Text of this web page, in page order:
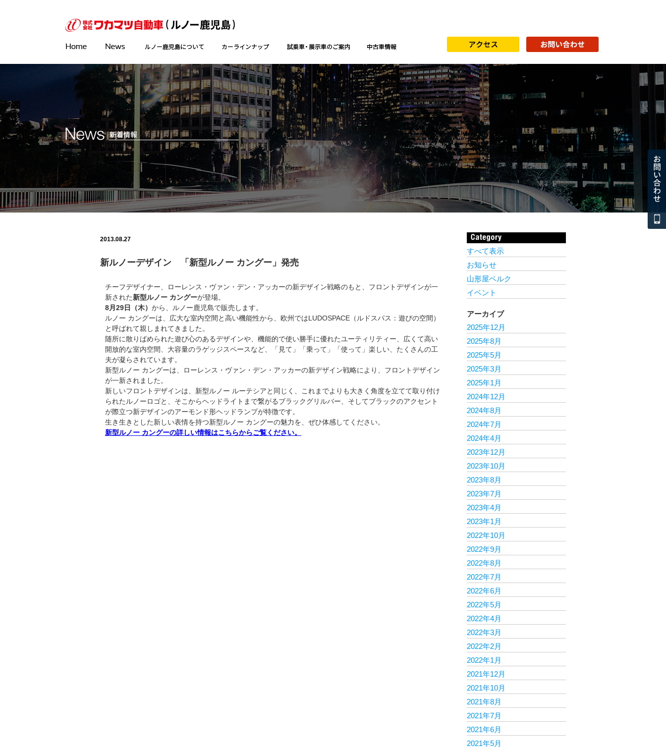
2013.08.27
新ルノーデザイン 「新型ルノー カングー」発売
チーフデザイナー、ローレンス・ヴァン・デン・アッカーの新デザイン戦略のもと、フロントデザインが一
新された新型ルノー カングーが登場。
8月29日（木） から、ルノー鹿児島で販売します。
ルノー カングーは、広大な室内空間と高い機能性から、欧州ではLUDOSPACE（ルドスパス：遊びの空間）
と呼ばれて親しまれてきました。
随所に散りばめられた遊び心のあるデザインや、機能的で使い勝手に優れたユーティリティー、広くて高い
開放的な室内空間、大容量のラゲッジスペースなど、「見て」「乗って」「使って」楽しい、たくさんの工
夫が凝らされています。
新型ルノー カングーは、ローレンス・ヴァン・デン・アッカーの新デザイン戦略により、フロントデザイン
が一新されました。
新しいフロントデザインは、新型ルノー ルーテシアと同じく、これまでよりも大きく角度を立てて取り付け
られたルノーロゴと、そこからヘッドライトまで繋がるブラックグリルバー、そしてブラックのアクセント
が際立つ新デザインのアーモンド形ヘッドランプが特徴です。
生き生きとした新しい表情を持つ新型ルノー カングーの魅力を、ぜひ体感してください。
新型ルノー カングーの詳しい情報はこちらからご覧ください。
すべて表示
お知らせ
山形屋ベルク
イベント
アーカイブ
2025年12月
2025年8月
2025年5月
2025年3月
2025年1月
2024年12月
2024年8月
2024年7月
2024年4月
2023年12月
2023年10月
2023年8月
2023年7月
2023年4月
2023年1月
2022年10月
2022年9月
2022年8月
2022年7月
2022年6月
2022年5月
2022年4月
2022年3月
2022年2月
2022年1月
2021年12月
2021年10月
2021年8月
2021年7月
2021年6月
2021年5月